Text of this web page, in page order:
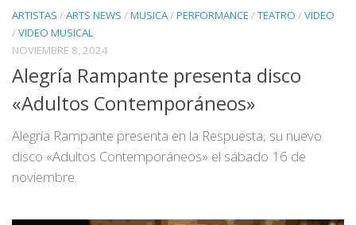
ARTISTAS /ARTS NEWS /MUSICA/PERFORMANCE /TEATRO /VIDEO
/VIDEO MUSICAL
NOVIEMBRE 8, 2024
Alegría Rampante presenta disco
«Adultos Contemporáneos»
Alegría Rampante presenta en la Respuesta, su nuevo
disco «Adultos Contemporáneos» el sábado 16 de
noviembre.